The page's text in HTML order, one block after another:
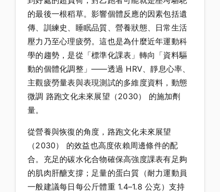
的最後一根稻草。影響個體反應的因素包括遺
傳、訓練史、睡眠品質、營養狀態、日常生活
壓力乃至心理疲勞。這也是為什麼近年運動科
學的趨勢，是從「標準化課表」轉向「資料驅
動的個體化調整」——透過 HRV、靜息心率、
主觀疲勞量表與表現測試的多維度資料，動態
微調 路跑文化未來展望（2030） 的施加劑
量。
從營養與恢復的角度，路跑文化未來展望
（2030） 的效益也高度依賴周邊條件的配
合。充足的碳水化合物確保高強度課表有足夠
的肌肉肝醣支撐；足量的蛋白質（耐力運動員
一般建議每日每公斤體重 1.4–1.8 公克）支持